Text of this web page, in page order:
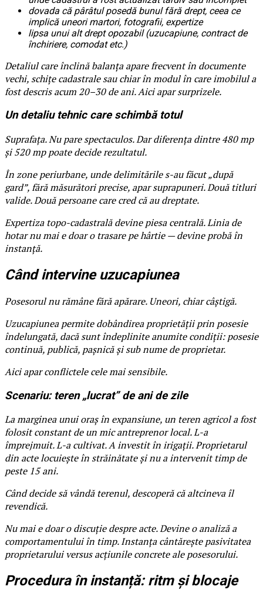
dovada că pârâtul posedă bunul fără drept, ceea ce
implică uneori martori, fotografii, expertize
lipsa unui alt drept opozabil (uzucapiune, contract de
închiriere, comodat etc.)
Detaliul care înclină balanța apare frecvent în documente
vechi, schițe cadastrale sau chiar în modul în care imobilul a
fost descris acum 20–30 de ani. Aici apar surprizele.
Un detaliu tehnic care schimbă totul
Suprafața. Nu pare spectaculos. Dar diferența dintre 480 mp
și 520 mp poate decide rezultatul.
În zone periurbane, unde delimitările s-au făcut „după
gard”, fără măsurători precise, apar suprapuneri. Două titluri
valide. Două persoane care cred că au dreptate.
Expertiza topo-cadastrală devine piesa centrală. Linia de
hotar nu mai e doar o trasare pe hârtie — devine probă în
instanță.
Când intervine uzucapiunea
Posesorul nu rămâne fără apărare. Uneori, chiar câștigă.
Uzucapiunea permite dobândirea proprietății prin posesie
îndelungată, dacă sunt îndeplinite anumite condiții: posesie
continuă, publică, pașnică și sub nume de proprietar.
Aici apar conflictele cele mai sensibile.
Scenariu: teren „lucrat” de ani de zile
La marginea unui oraș în expansiune, un teren agricol a fost
folosit constant de un mic antreprenor local. L-a
împrejmuit. L-a cultivat. A investit în irigații. Proprietarul
din acte locuiește în străinătate și nu a intervenit timp de
peste 15 ani.
Când decide să vândă terenul, descoperă că altcineva îl
revendică.
Nu mai e doar o discuție despre acte. Devine o analiză a
comportamentului în timp. Instanța cântărește pasivitatea
proprietarului versus acțiunile concrete ale posesorului.
Procedura în instanță: ritm și blocaje